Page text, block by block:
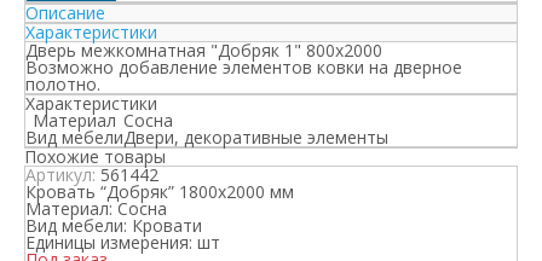
Описание
Характеристики
Дверь межкомнатная "Добряк 1" 800х2000
Возможно добавление элементов ковки на дверное
полотно.
Характеристики
Материал Сосна
Вид мебелиДвери, декоративные элементы
Похожие товары
Артикул:561442
Кровать “Добряк” 1800х2000 мм
Материал: Сосна
Вид мебели: Кровати
Единицы измерения: шт